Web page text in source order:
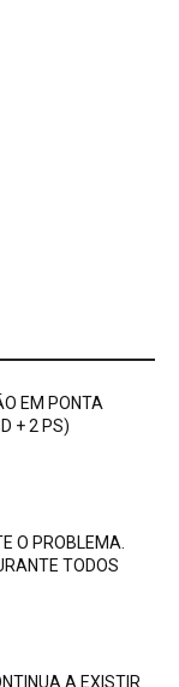
EM PONTA
+ 2 PS)
O PROBLEMA.
TODOS
A EXISTIR